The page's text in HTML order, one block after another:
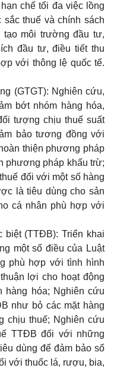
chế tối đa việc lồng
thuế và chính sách
tạo môi trường đầu tư,
đầu tư, điều tiết thu
với thông lệ quốc tế.
(GTGT): Nghiên cứu,
bớt nhóm hàng hóa,
tượng chịu thuế suất
bảo tương đồng với
thiện phương pháp
phương pháp khấu trừ;
đối với một số hàng
là tiêu dùng cho sản
cá nhân phù hợp với
biệt (TTĐB): Triển khai
một số điều của Luật
phù hợp với tình hình
lợi cho hoạt động
hàng hóa; Nghiên cứu
như bỏ các mặt hàng
chịu thuế; Nghiên cứu
TTĐB đối với những
dùng để đảm bảo số
với thuốc lá, rượu, bia,